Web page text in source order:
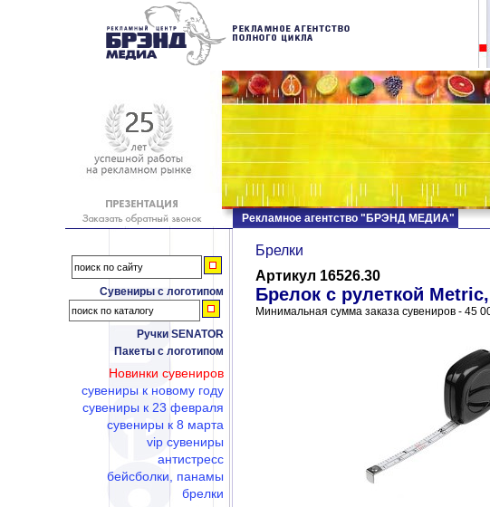
Сувениры с логотипом
Ручки SENATOR
Пакеты с логотипом
Новинки сувениров
сувениры к новому году
сувениры к 23 февраля
сувениры к 8 марта
vip сувениры
антистресс
бейсболки, панамы
брелки
Рекламное агентство "БРЭНД МЕДИА"
Брелки
Артикул 16526.30
Брелок с рулеткой
Минимальная сумма заказа сувениров - 45